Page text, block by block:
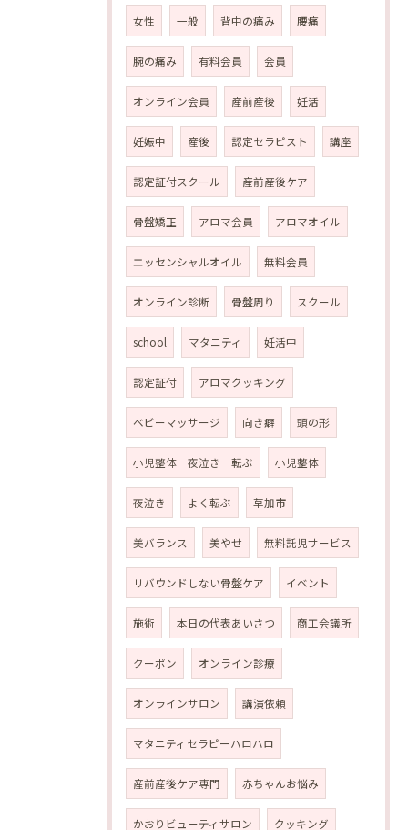
女性 一般 背中の痛み 腰痛
腕の痛み 有料会員 会員
オンライン会員 産前産後 妊活
妊娠中 産後 認定セラピスト 講座
認定証付スクール 産前産後ケア
骨盤矯正 アロマ会員 アロマオイル
エッセンシャルオイル 無料会員
オンライン診断 骨盤周り スクール
school マタニティ 妊活中
認定証付 アロマクッキング
ベビーマッサージ 向き癖 頭の形
小児整体 夜泣き 転ぶ 小児整体
夜泣き よく転ぶ 草加市
美バランス 美やせ 無料託児サービス
リバウンドしない骨盤ケア イベント
施術 本日の代表あいさつ 商工会議所
クーポン オンライン診療
オンラインサロン 講演依頼
マタニティセラピーハロハロ
産前産後ケア専門 赤ちゃんお悩み
かおりビューティサロン クッキング